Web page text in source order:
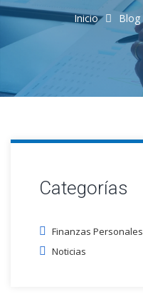
Inicio Blog
Categorías
Finanzas Personales
Noticias